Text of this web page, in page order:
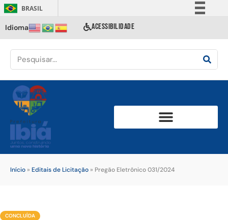
BRASIL
Comunica BR
Acesso à informação
Idioma ACESSIBILIDADE
Início » Editais de Licitação » Pregão Eletrônico 031/2024
CONCLUÍDA